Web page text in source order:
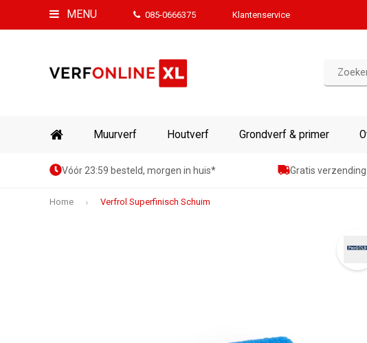
MENU 085-0666375 Klantenservice
Muurverf Houtverf Grondverf & primer
Vóór 23:59 besteld, morgen in huis* Gratis
Home Verfrol Superfinisch Schuim